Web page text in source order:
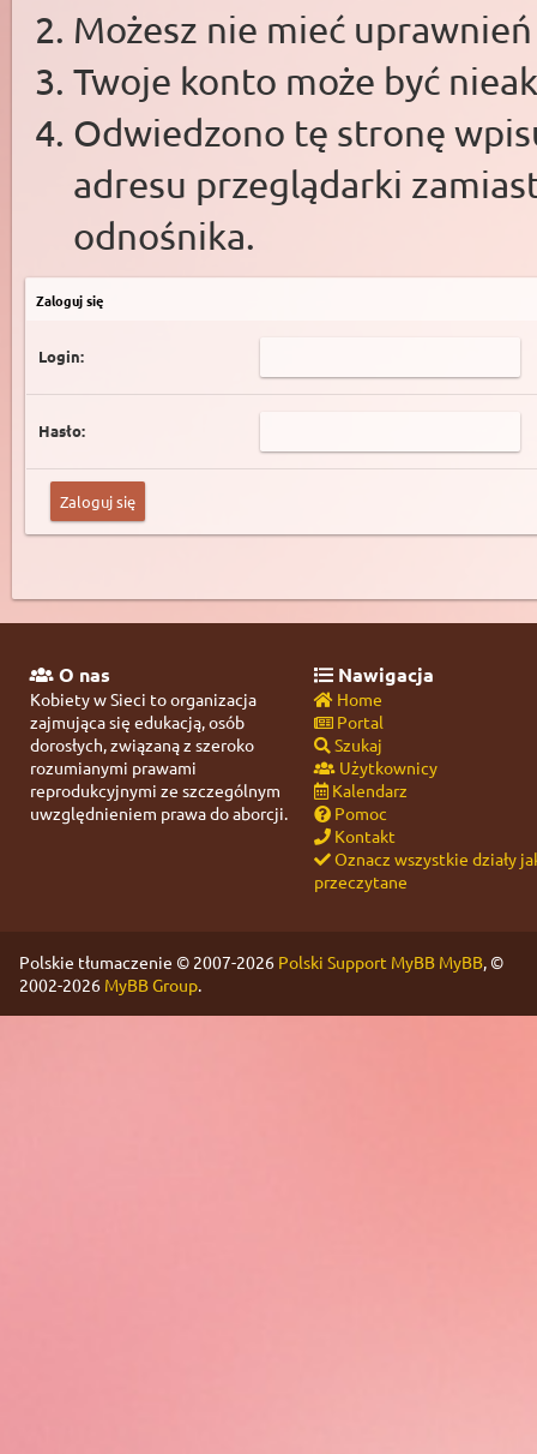
Możesz nie mieć
Twoje konto może być
Odwiedzono tę stronę
adresu przeglądarki
odnośnika.
Zaloguj się
Login:
Hasło:
O nas
Kobiety w Sieci to organizacja
zajmująca się edukacją, osób
dorosłych, związaną z szeroko
rozumianymi prawami
reprodukcyjnymi ze szczególnym
uwzględnieniem prawa do aborcji.
Nawigacja
Home
Portal
Szukaj
Użytkownicy
Kalendarz
Pomoc
Kontakt
Oznacz wszystkie działy
przeczytane
Polskie tłumaczenie © 2007-2026 Polski Support MyBB MyBB, ©
2002-2026 MyBB Group.